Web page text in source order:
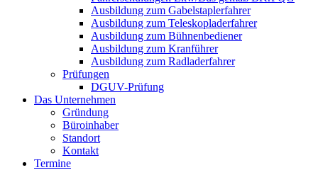
Ausbildung zum Gabelstaplerfahrer
Ausbildung zum Teleskopladerfahrer
Ausbildung zum Bühnenbediener
Ausbildung zum Kranführer
Ausbildung zum Radladerfahrer
Prüfungen
DGUV-Prüfung
Das Unternehmen
Gründung
Büroinhaber
Standort
Kontakt
Termine